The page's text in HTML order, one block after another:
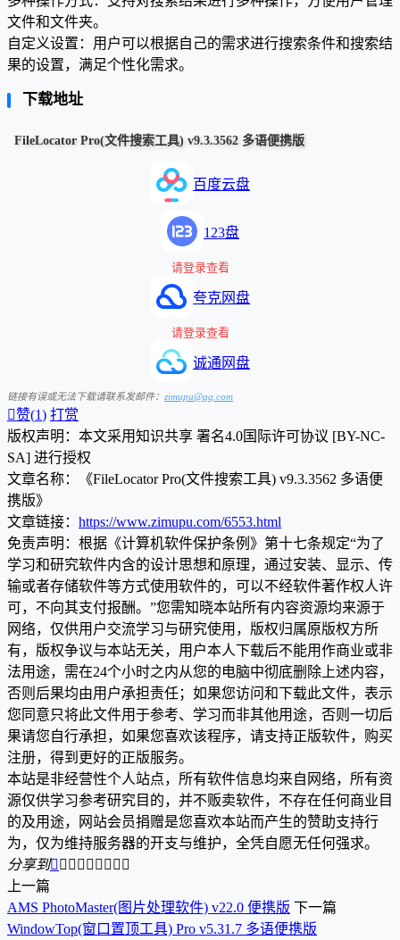
文件和文件夹。
自定义设置：用户可以根据自己的需求进行搜索条件和搜索结
果的设置，满足个性化需求。
下载地址
FileLocator Pro(文件搜索工具) v9.3.3562 多语便携版
百度云盘
123盘
请登录查看
夸克网盘
请登录查看
诚通网盘
链接有误或无法下载请联系发邮件： zimupu@qq.com
赞(1) 打赏
版权声明：本文采用知识共享 署名4.0国际许可协议 [BY-NC-
SA] 进行授权
文章名称：《FileLocator Pro(文件搜索工具) v9.3.3562 多语便
携版》
文章链接： https://www.zimupu.com/6553.html
免责声明：根据《计算机软件保护条例》第十七条规定“为了
学习和研究软件内含的设计思想和原理，通过安装、显示、传
输或者存储软件等方式使用软件的，可以不经软件著作权人许
可，不向其支付报酬。”您需知晓本站所有内容资源均来源于
网络，仅供用户交流学习与研究使用，版权归属原版权方所
有，版权争议与本站无关，用户本人下载后不能用作商业或非
法用途，需在24个小时之内从您的电脑中彻底删除上述内容，
否则后果均由用户承担责任；如果您访问和下载此文件，表示
您同意只将此文件用于参考、学习而非其他用途，否则一切后
果请您自行承担，如果您喜欢该程序，请支持正版软件，购买
注册，得到更好的正版服务。
本站是非经营性个人站点，所有软件信息均来自网络，所有资
源仅供学习参考研究目的，并不贩卖软件，不存在任何商业目
的及用途，网站会员捐赠是您喜欢本站而产生的赞助支持行
为，仅为维持服务器的开支与维护，全凭自愿无任何强求。
分享到        
上一篇
AMS PhotoMaster(图片处理软件) v22.0 便携版 下一篇
WindowTop(窗口置顶工具) Pro v5.31.7 多语便携版